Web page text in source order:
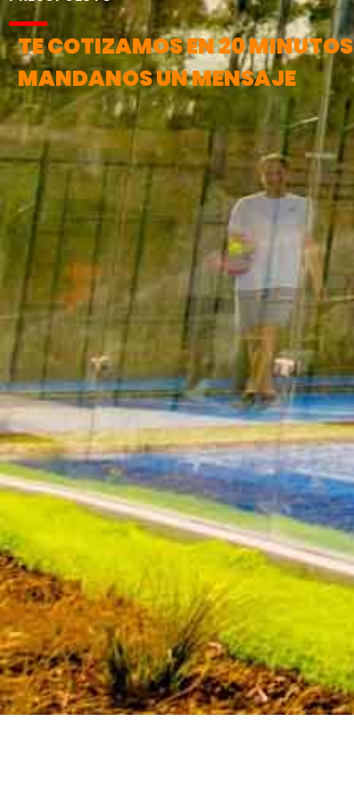
TE COTIZAMOS EN 20 MINUTOS
MANDANOS UN MENSAJE